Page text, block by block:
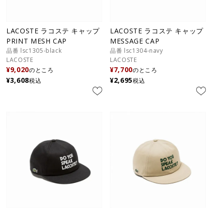
LACOSTE ラコステ キャップ
PRINT MESH CAP
品番 lsc1305-black
LACOSTE
¥9,020のところ
¥3,608税込
LACOSTE ラコステ キャップ
MESSAGE CAP
品番 lsc1304-navy
LACOSTE
¥7,700のところ
¥2,695税込